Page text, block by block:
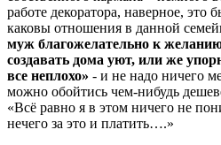
работе декоратора, наверное, это
каковы отношения в данной
муж благожелательно к
создавать дома уют, или же
все неплохо» - и не надо ничего
можно обойтись чем-нибудь
«Всё равно я в этом ничего не
нечего за это и платить….»